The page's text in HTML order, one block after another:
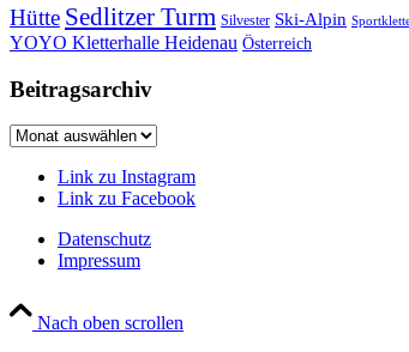
Hütte Sedlitzer Turm Silvester Ski-Alpin
YOYO Kletterhalle Heidenau Österreich
Beitragsarchiv
Beitragsarchiv
Link zu Instagram
Link zu Facebook
Datenschutz
Impressum
Nach oben scrollen